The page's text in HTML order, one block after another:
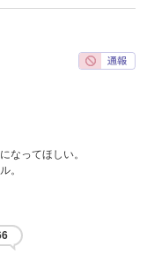
なってほしい。
。